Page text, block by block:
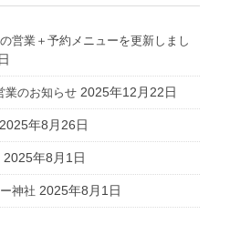
営業＋予約メニューを更新しまし
のお知らせ 2025年12月22日
2025年8月26日
2025年8月1日
神社 2025年8月1日